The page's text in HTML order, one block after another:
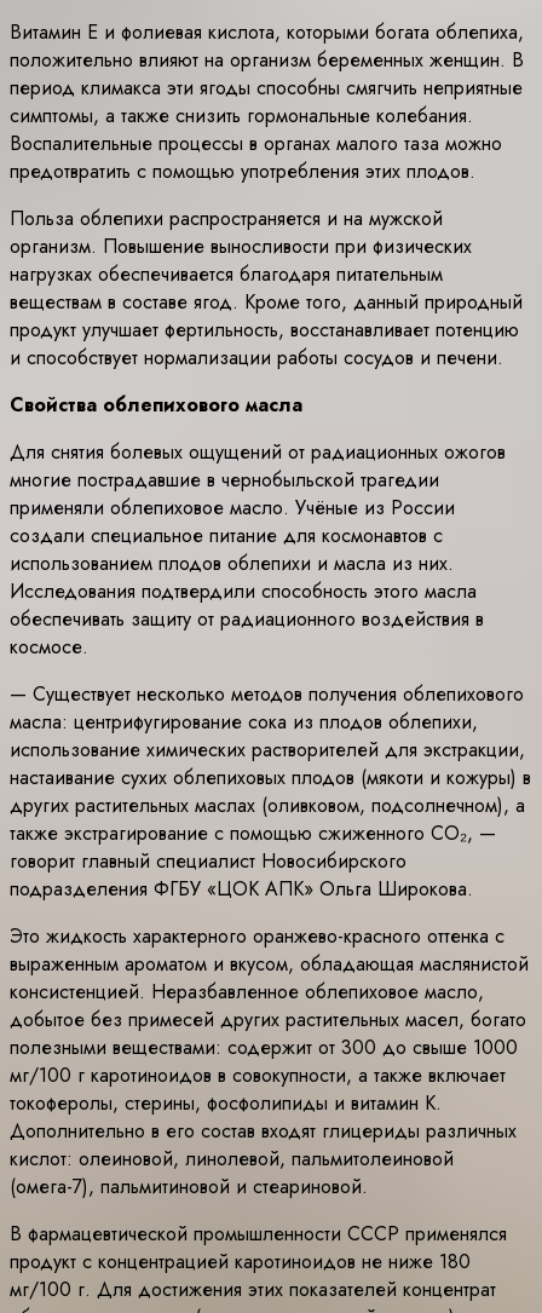
Витамин Е и фолиевая кислота, которыми богата облепиха,
положительно влияют на организм беременных женщин. В
период климакса эти ягоды способны смягчить неприятные
симптомы, а также снизить гормональные колебания.
Воспалительные процессы в органах малого таза можно
предотвратить с помощью употребления этих плодов.
Польза облепихи распространяется и на мужской
организм. Повышение выносливости при физических
нагрузках обеспечивается благодаря питательным
веществам в составе ягод. Кроме того, данный природный
продукт улучшает фертильность, восстанавливает потенцию
и способствует нормализации работы сосудов и печени.
Свойства облепихового масла
Для снятия болевых ощущений от радиационных ожогов
многие пострадавшие в чернобыльской трагедии
применяли облепиховое масло. Учёные из России
создали специальное питание для космонавтов с
использованием плодов облепихи и масла из них.
Исследования подтвердили способность этого масла
обеспечивать защиту от радиационного воздействия в
космосе.
— Существует несколько методов получения облепихового
масла: центрифугирование сока из плодов облепихи,
использование химических растворителей для экстракции,
настаивание сухих облепиховых плодов (мякоти и кожуры) в
других растительных маслах (оливковом, подсолнечном), а
также экстрагирование с помощью сжиженного CO₂, —
говорит главный специалист Новосибирского
подразделения ФГБУ «ЦОК АПК» Ольга Широкова.
Это жидкость характерного оранжево-красного оттенка с
выраженным ароматом и вкусом, обладающая маслянистой
консистенцией. Неразбавленное облепиховое масло,
добытое без примесей других растительных масел, богато
полезными веществами: содержит от 300 до свыше 1000
мг/100 г каротиноидов в совокупности, а также включает
токоферолы, стерины, фосфолипиды и витамин K.
Дополнительно в его состав входят глицериды различных
кислот: олеиновой, линолевой, пальмитолеиновой
(омега-7), пальмитиновой и стеариновой.
В фармацевтической промышленности СССР применялся
продукт с концентрацией каротиноидов не ниже 180
мг/100 г. Для достижения этих показателей концентрат